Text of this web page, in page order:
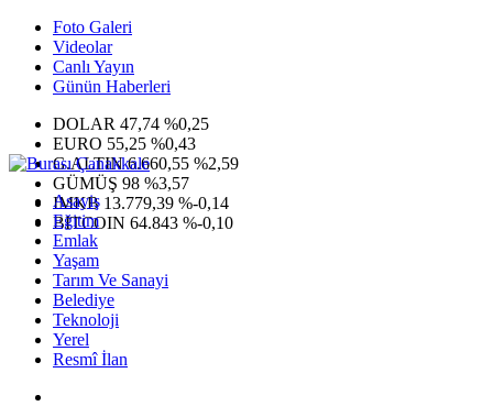
Foto Galeri
Videolar
Canlı Yayın
Günün Haberleri
DOLAR 47,74 %0,25
EURO 55,25 %0,43
G.ALTIN6.660,55 %2,59
GÜMÜŞ 98 %3,57
IMKB 13.779,39 %-0,14
BITCOIN 64.843 %-0,10
Asayiş
Eğitim
Emlak
Yaşam
Tarım Ve Sanayi
Belediye
Teknoloji
Yerel
Resmî İlan